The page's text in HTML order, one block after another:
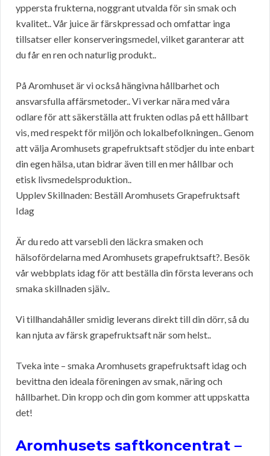
yppersta frukterna, noggrant utvalda för sin smak och
kvalitet.. Vår juice är färskpressad och omfattar inga
tillsatser eller konserveringsmedel, vilket garanterar att
du får en ren och naturlig produkt..
På Aromhuset är vi också hängivna hållbarhet och
ansvarsfulla affärsmetoder.. Vi verkar nära med våra
odlare för att säkerställa att frukten odlas på ett hållbart
vis, med respekt för miljön och lokalbefolkningen.. Genom
att välja Aromhusets grapefruktsaft stödjer du inte enbart
din egen hälsa, utan bidrar även till en mer hållbar och
etisk livsmedelsproduktion..
Upplev Skillnaden: Beställ Aromhusets Grapefruktsaft
Idag
Är du redo att varsebli den läckra smaken och
hälsofördelarna med Aromhusets grapefruktsaft?. Besök
vår webbplats idag för att beställa din första leverans och
smaka skillnaden själv..
Vi tillhandahåller smidig leverans direkt till din dörr, så du
kan njuta av färsk grapefruktsaft när som helst..
Tveka inte – smaka Aromhusets grapefruktsaft idag och
bevittna den ideala föreningen av smak, näring och
hållbarhet. Din kropp och din gom kommer att uppskatta
det!
Aromhusets saftkoncentrat –